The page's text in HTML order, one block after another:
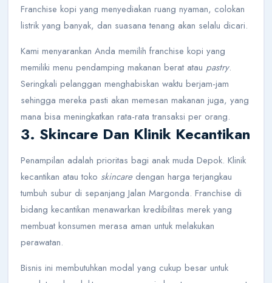
Franchise kopi yang menyediakan ruang nyaman, colokan
listrik yang banyak, dan suasana tenang akan selalu dicari.
Kami menyarankan Anda memilih franchise kopi yang
memiliki menu pendamping makanan berat atau pastry.
Seringkali pelanggan menghabiskan waktu berjam-jam
sehingga mereka pasti akan memesan makanan juga, yang
mana bisa meningkatkan rata-rata transaksi per orang.
3. Skincare Dan Klinik Kecantikan
Penampilan adalah prioritas bagi anak muda Depok. Klinik
kecantikan atau toko skincaredengan harga terjangkau
tumbuh subur di sepanjang Jalan Margonda. Franchise di
bidang kecantikan menawarkan kredibilitas merek yang
membuat konsumen merasa aman untuk melakukan
perawatan.
Bisnis ini membutuhkan modal yang cukup besar untuk